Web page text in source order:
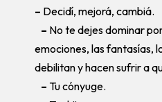
– Decidí, mejorá, cambiá.
– No te dejes dominar
emociones, las fantasías,
debilitan y hacen sufrir a
– Tu cónyuge.